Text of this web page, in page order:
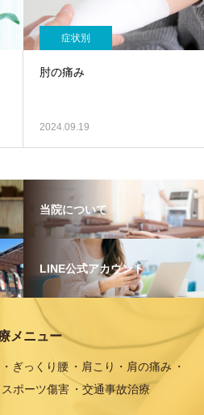
症状別
肘の痛み
2024.09.19
当院について
LINE公式アカウント
メニュー
ぎっくり腰
肩こり・肩の痛み
スポーツ傷害 交通事故治療